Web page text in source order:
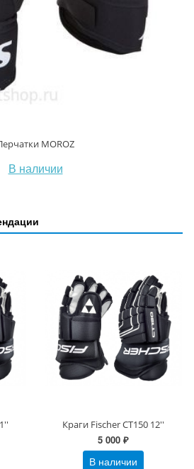
MOROZ
В наличии
Краги Fischer CT150 12''
5 000 ₽
В наличии